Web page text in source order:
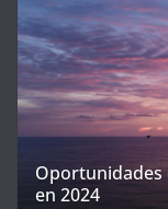
en 2024